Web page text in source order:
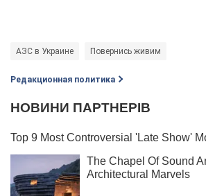
АЗС в Украине Повернись живим
Редакционная политика